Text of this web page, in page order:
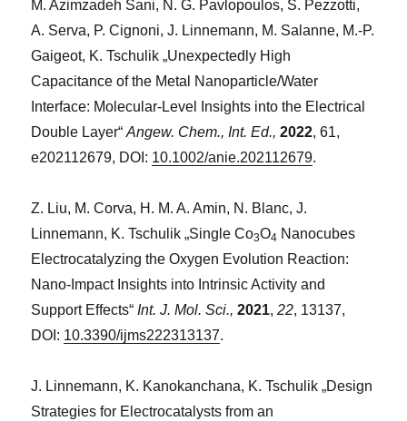
M. Azimzadeh Sani, N. G. Pavlopoulos, S. Pezzotti,
A. Serva, P. Cignoni, J. Linnemann, M. Salanne, M.-P.
Gaigeot, K. Tschulik „Unexpectedly High
Capacitance of the Metal Nanoparticle/Water
Interface: Molecular-Level Insights into the Electrical
Double Layer“Angew. Chem., Int. Ed.,2022, 61,
e202112679, DOI: 10.1002/anie.202112679.
Z. Liu, M. Corva, H. M. A. Amin, N. Blanc, J.
Linnemann, K. Tschulik „Single Co3O4 Nanocubes
Electrocatalyzing the Oxygen Evolution Reaction:
Nano-Impact Insights into Intrinsic Activity and
Support Effects“ Int. J. Mol. Sci.,2021,22, 13137,
DOI: 10.3390/ijms222313137.
J. Linnemann, K. Kanokanchana, K. Tschulik „Design
Strategies for Electrocatalysts from an